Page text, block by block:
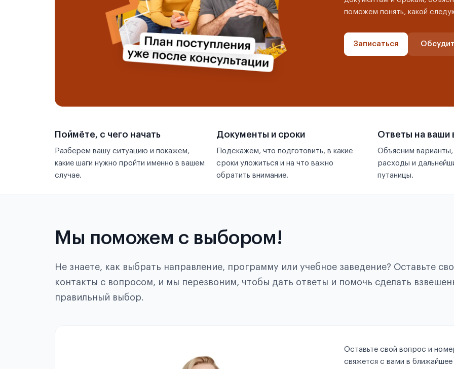
поможем понять, какой
Записаться
Поймёте, с чего начать
Разберём вашу ситуацию и покажем,
какие шаги нужно пройти именно в вашем
случае.
Документы и сроки
Подскажем, что подготовить, в какие
сроки уложиться и на что важно
обратить внимание.
Ответы на ваши
Объясним
расходы и
путаницы.
Мы поможем с выбором!
Не знаете, как выбрать направление, программу или учебное заведение? Оставьте
контакты с вопросом, и мы перезвоним, чтобы дать ответы и помочь сделать
правильный выбор.
Оставьте свой вопрос и
свяжется с вами в ближайшее